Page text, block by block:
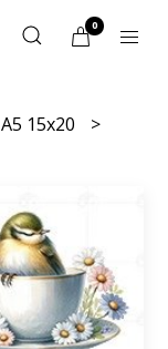
0
A5 15x20